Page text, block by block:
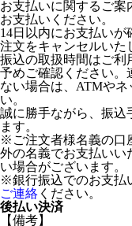
お支払いに関するご案
お支払いください。
14日以内にお支払い
注文をキャンセルいた
振込の取扱時間はご利
予めご確認ください。
ない場合は、ATMや
い。
誠に勝手ながら、振込
ます。
※ご注文者様名義の口
外の名義でお支払いい
い場合がございます。
※銀行振込でのお支払
ご連絡 ください。
後払い決済
【備考】